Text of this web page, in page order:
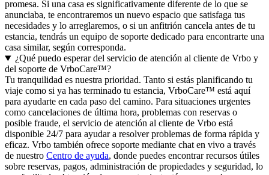
promesa. Si una casa es significativamente diferente de lo que se
anunciaba, te encontraremos un nuevo espacio que satisfaga tus
necesidades y lo arreglaremos, o si un anfitrión cancela antes de tu
estancia, tendrás un equipo de soporte dedicado para encontrarte una
casa similar, según corresponda.
¿Qué puedo esperar del servicio de atención al cliente de Vrbo y
del soporte de VrboCare™?
Tu tranquilidad es nuestra prioridad. Tanto si estás planificando tu
viaje como si ya has terminado tu estancia, VrboCare™ está aquí
para ayudarte en cada paso del camino. Para situaciones urgentes
como cancelaciones de última hora, problemas con reservas o
posible fraude, el servicio de atención al cliente de Vrbo está
disponible 24/7 para ayudar a resolver problemas de forma rápida y
eficaz. Vrbo también ofrece soporte mediante chat en vivo a través
de nuestro Centro de ayuda, donde puedes encontrar recursos útiles
sobre reservas, pagos, administración de propiedades y seguridad, lo